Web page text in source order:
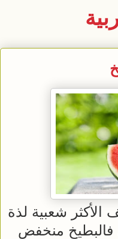
الأكثر شعبية لذة
فالبطيخ منخفض